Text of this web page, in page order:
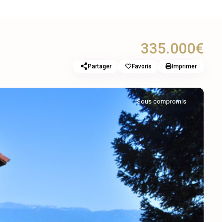
335.000€
Partager Favoris Imprimer
Sous compromis